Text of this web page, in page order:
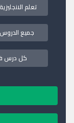
تعلم
جميع الدروس
كل درس فيه 5 اختبارات تفاعلية لتحسين